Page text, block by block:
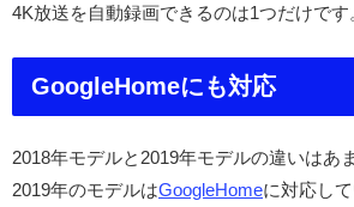
4K放送を自動録画できるのは1つだけです
GoogleHomeにも対応
2018年モデルと2019年モデルの違いはあ
2019年のモデルはGoogleHomeに対応し